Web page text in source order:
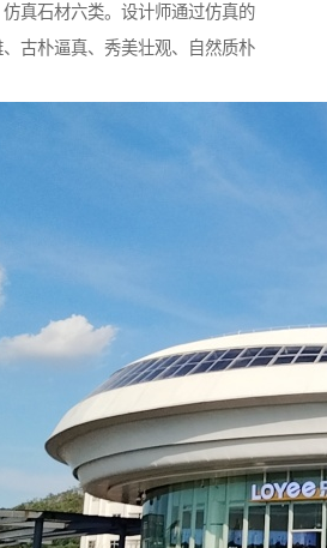
真石材六类。设计师通过仿真的
古朴逼真、秀美壮观、自然质朴